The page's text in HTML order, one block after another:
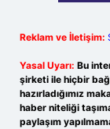
Reklam ve İletişim:
Yasal Uyarı: Bu
şirketi ile hiçbir
hazırladığımız
haber niteliği
paylaşım